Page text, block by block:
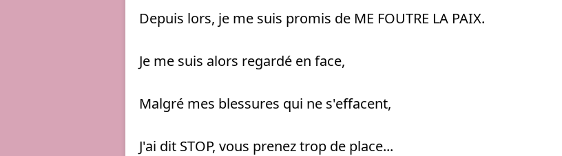
Depuis lors, je me suis promis de ME FOUTRE LA PAIX.
Je me suis alors regardé en face,
Malgré mes blessures qui ne s'effacent,
J'ai dit STOP, vous prenez trop de place...